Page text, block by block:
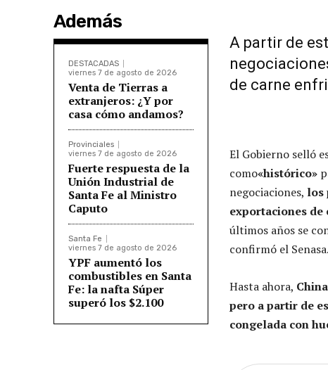
Además
DESTACADAS
viernes 7 de agosto de 2026
Venta de Tierras a
extranjeros: ¿Y por
casa cómo andamos?
Provinciales
viernes 7 de agosto de 2026
Fuerte respuesta de la
Unión Industrial de
Santa Fe al Ministro
Caputo
Santa Fe
viernes 7 de agosto de 2026
YPF aumentó los
combustibles en Santa
Fe: la nafta Súper
superó los $2.100
A partir de
de carne
El Gobierno selló
como«histórico»
negociaciones, los
exportaciones de
últimos años se
confirmó el Senasa.
Hasta ahora,
pero a partir de
congelada con